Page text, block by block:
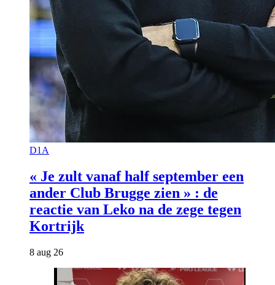
D1A
« Je zult vanaf half september een
ander Club Brugge zien » : de
reactie van Leko na de zege tegen
Kortrijk
8 aug 26